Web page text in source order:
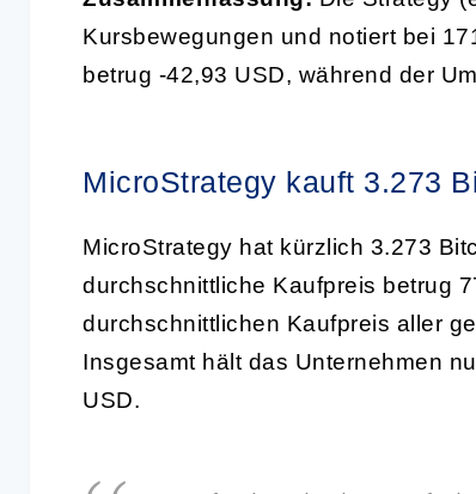
Kursbewegungen und notiert bei
betrug -42,93 USD, während der
MicroStrategy kauft 3.273
MicroStrategy hat kürzlich 3.273
durchschnittliche Kaufpreis betrug
durchschnittlichen Kaufpreis aller
Insgesamt hält das Unternehmen
USD.